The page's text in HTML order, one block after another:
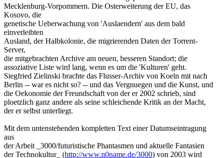
Mecklenburg-Vorpommern. Die Osterweiterung der EU, das
Kosovo, die
genetische Ueberwachung von 'Auslaendern' aus dem bald
einverleibten
Ausland, der Halbkolonie, die migrierenden Daten der Torrent-
Server,
die mitgebrachten Archive am neuen, besseren Standort; die
assoziative Liste wird lang, wenn es um die 'Kulturen' geht.
Siegfried Zielinski brachte das Flusser-Archiv von Koeln mit nach
Berlin -- war es nicht so? -- und das Vergnuegen und die Kunst, und
die Oekonomie der Freundschaft von der er 2002 schrieb, sind
ploetzlich ganz andere als seine schleichende Kritik an der Macht,
der er selbst unterliegt.
Mit dem untenstehenden kompletten Text einer Datumseintragung
aus
der Arbeit _3000/futuristische Phantasmen und aktuelle Fantasien
der Technokultur_ (http://www.n0name.de/3000) von 2003 wird